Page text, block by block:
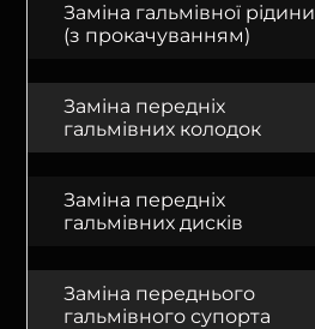
Заміна гальмівної рідини
(з прокачуванням)
Заміна передніх
гальмівних колодок
Заміна передніх
гальмівних дисків
Заміна переднього
гальмівного супорта